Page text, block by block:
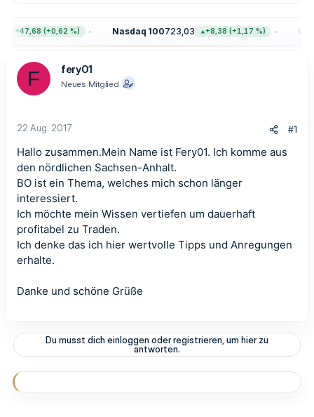
r
a
m
+47,68 (+0,62 %) Nasdaq 100723,03 +8,38 (+1,17 %) Gold
F fery01
Neues Mitglied
22 Aug. 2017 #1
Hallo zusammen.Mein Name ist Fery01. Ich komme aus
den nördlichen Sachsen-Anhalt.
BO ist ein Thema, welches mich schon länger
interessiert.
Ich möchte mein Wissen vertiefen um dauerhaft
profitabel zu Traden.
Ich denke das ich hier wertvolle Tipps und Anregungen
erhalte.
Danke und schöne Grüße
Du musst dich einloggen oder registrieren, um hier zu
antworten.